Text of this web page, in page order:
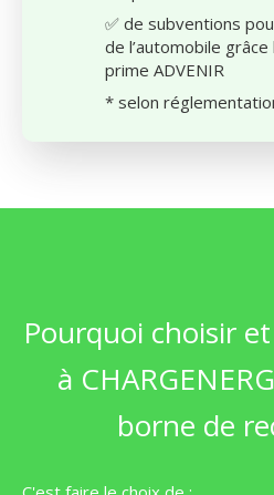
✅ de subventions
de l’automobile grâce
prime ADVENIR
* selon
Pourquoi choisir
à
borne de